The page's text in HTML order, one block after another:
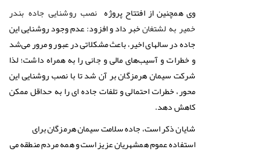
وی همچنین از افتتاح پروژه
نصب روشنایی جاده بندر
خمیر به لشتغانخبر داد و افزود: عدم وجود روشنایی این
جاده در سالهای اخیر، باعث مشکلاتی در عبور و مرور می‌شد
و خطرات و آسیب‌های مالی و جانی را به همراه داشت؛ لذا
شرکت سیمان هرمزگان بر آن شد تا با نصب روشنایی این
محور، خطرات احتمالی و تلفات جاده ای را به حداقل ممکن
کاهش دهد.
شایان ذکر است، جاده سلامت سیمان هرمزگان برای
استفاده عموم همشهریان عزیز است و همه مردم منطقه می